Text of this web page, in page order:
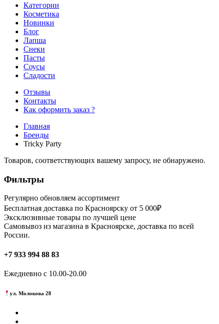
Категории
Косметика
Новинки
Блог
Лапша
Снеки
Пасты
Соусы
Сладости
Отзывы
Контакты
Как оформить заказ ?
Главная
Бренды
Tricky Party
Товаров, соответствующих вашему запросу, не обнаружено.
Фильтры
Регулярно обновляем ассортимент
Бесплатная доставка по Красноярску от 5 000₽
Эксклюзивные товары по лучшей цене
Самовывоз из магазина в Красноярске, доставка по всей
России.
+7 933 994 88 83
Ежедневно с 10.00-20.00
ул. Молокова 28